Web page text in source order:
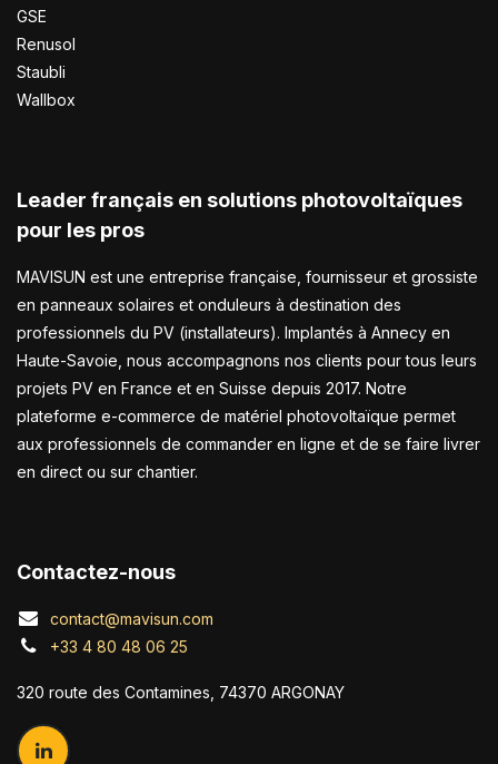
GSE
Renusol
Staubli
Wallbox
Leader français en solutions photovoltaïques
pour les pros
MAVISUN est une entreprise française, fournisseur et grossiste
en panneaux solaires et onduleurs à destination des
professionnels du PV (installateurs). Implantés à Annecy en
Haute-Savoie, nous accompagnons nos clients pour tous leurs
projets PV en France et en Suisse depuis 2017. Notre
plateforme e-commerce de matériel photovoltaïque permet
aux professionnels de commander en ligne et de se faire livrer
en direct ou sur chantier.
Contactez-nous
contact@mavisun.com
+33 4 80 48 06 25
320 route des Contamines, 74370 ARGONAY